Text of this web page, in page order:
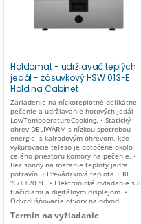
Holdomat - udržiavač teplých
jedál - zásuvkový HSW 013-E
Holding Cabinet
Zariadenie na nízkoteplotné delikátne
pečenie a udržiavanie hotových jedál -
LowTempperatureCooking. • Statický
ohrev DELIWARM s nízkou spotrebou
energie, s kalrodovým ohrevom, kde
vykurovacie teleso je obtočené okolo
celého priestoru komory na pečenie. •
Bez sondy na meranie teploty jadra
potravín. • Prevádzková teplota +30
°C/+120 °C. • Elektronické ovládanie s 8
tlačidlami a digitálnym displejom. •
Odvzdušňovacie otvory na odvod
odvod nadmernej kondenzácie. •
Termín na vyžiadanie